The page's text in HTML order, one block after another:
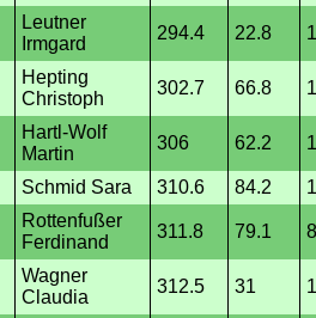
Leutner
Irmgard
294.4 22.8
Hepting
Christoph
302.7 66.8
Hartl-Wolf
Martin
306 62.2
Schmid Sara 310.6 84.2
Rottenfußer
Ferdinand
311.8 79.1
Wagner
Claudia
312.5 31